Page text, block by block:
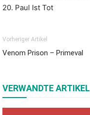
20. Paul Ist Tot
Vorheriger Artikel
Venom Prison – Primeval
VERWANDTE ARTIKEL